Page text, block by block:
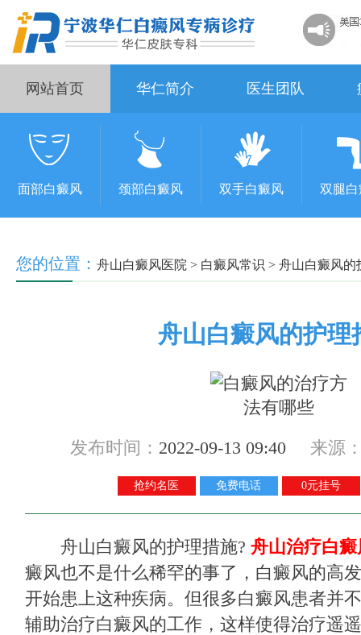
网站首页 华仁简介 医生团队
面部白癜风 颈部白癜风 双手白癜风 双腿
您的位置： 舟山白癜风医院 > 白癜风常识 > 舟山白癜风的
舟山白癜风的护理
发布时间： 2022-09-13 09:40 来源
抢约名医 免费电话 0元挂号
舟山白癜风的护理措施? 舟山治疗白
癜风也不是什么稀罕的事了，白癜风的高
开始患上这种疾病。但很多白癜风患者并
辅助治疗白癜风的工作，这样使得治疗遥